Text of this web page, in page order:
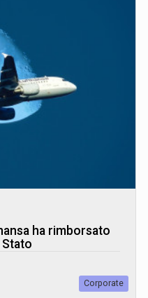
ha rimborsato
Corporate